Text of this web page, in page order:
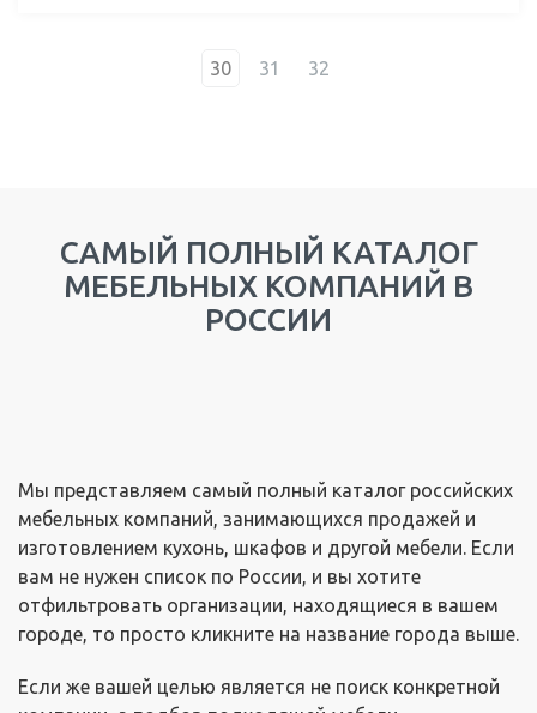
30 31 32
САМЫЙ ПОЛНЫЙ КАТАЛОГ
МЕБЕЛЬНЫХ КОМПАНИЙ В
РОССИИ
Мы представляем самый полный каталог российских
мебельных компаний, занимающихся продажей и
изготовлением кухонь, шкафов и другой мебели. Если
вам не нужен список по России, и вы хотите
отфильтровать организации, находящиеся в вашем
городе, то просто кликните на название города выше.
Если же вашей целью является не поиск конкретной